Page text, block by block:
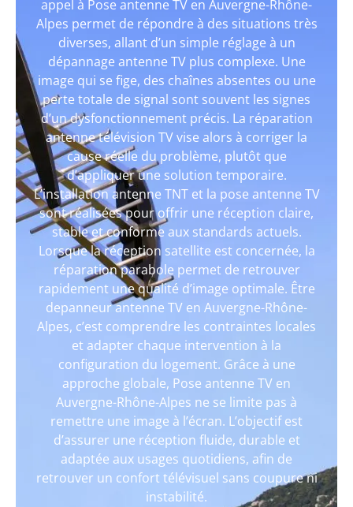
appel à Pose antenne TV en Auvergne-Rhône-
Alpes permet de répondre à des situations très
diverses, allant d’un simple réglage à un
dépannage antenne TV plus complexe. Une
image qui se fige, des chaînes absentes ou une
perte totale de signal sont souvent les signes
d’un dysfonctionnement précis. La réparation
antenne télévision TV vise alors à corriger la
cause réelle du problème, plutôt que
d’appliquer une solution temporaire.
L’installation antenne TNT et la pose antenne TV
sont réalisées pour offrir une réception claire,
stable et conforme aux standards actuels.
Lorsque la réception satellite est concernée, la
réparation parabole permet de retrouver
rapidement une qualité d’image optimale. Être
depanneur antenne TV en Auvergne-Rhône-
Alpes, c’est comprendre les contraintes locales
et adapter chaque intervention à la
configuration du logement. Grâce à une
approche globale, Pose antenne TV en
Auvergne-Rhône-Alpes ne se limite pas à
remettre une image à l’écran. L’objectif est
d’assurer une réception fluide, durable et
adaptée aux usages quotidiens, afin de
retrouver un confort télévisuel sans coupure ni
instabilité.